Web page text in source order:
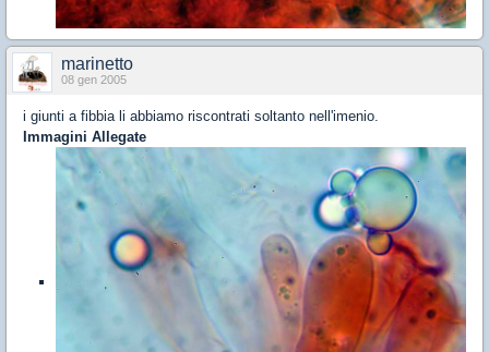
marinetto
08 gen 2005
i giunti a fibbia li abbiamo riscontrati soltanto nell'imenio.
Immagini Allegate